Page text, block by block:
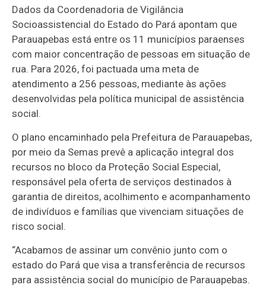
Dados da Coordenadoria de Vigilância
Socioassistencial do Estado do Pará apontam que
Parauapebas está entre os 11 municípios paraenses
com maior concentração de pessoas em situação de
rua. Para 2026, foi pactuada uma meta de
atendimento a 256 pessoas, mediante às ações
desenvolvidas pela política municipal de assistência
social.
O plano encaminhado pela Prefeitura de Parauapebas,
por meio da Semas prevê a aplicação integral dos
recursos no bloco da Proteção Social Especial,
responsável pela oferta de serviços destinados à
garantia de direitos, acolhimento e acompanhamento
de indivíduos e famílias que vivenciam situações de
risco social.
“Acabamos de assinar um convênio junto com o
estado do Pará que visa a transferência de recursos
para assistência social do município de Parauapebas.